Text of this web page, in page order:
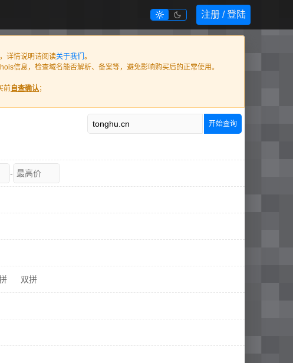
  注册 / 登陆
详情说明请阅读关于我们 。
信息，检查域名能否解析、备案等，避免影响购买后的正常使用。
前 自查确认；
开始查询
-
双拼